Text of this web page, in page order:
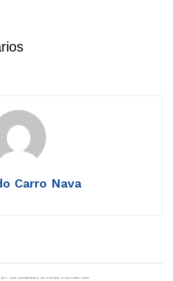
Carro Nava